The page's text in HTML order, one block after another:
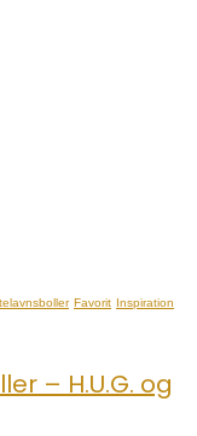
Favorit Inspiration
– H.U.G. og